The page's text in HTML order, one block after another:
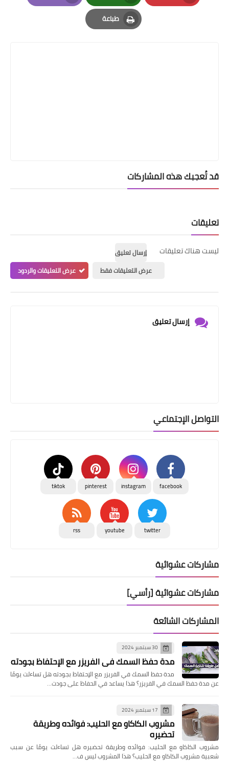
Pinterest
Whatsapp
Email
طباعة
Print
قد تُعجبك هذه المشاركات
تعليقات
ليست هناك تعليقات
إرسال تعليق
عرض التعليقات فقط
عرض التعليقات والردود
إرسال تعليق
التواصل الإجتماعي
facebook
instagram
pinterest
tiktok
twitter
youtube
rss
مشاركات عشوائية
مشاركات عشوائية [رأسي]
المشاركات الشائعة
30 سبتمبر 2024
مدة حفظ السمك في الفريزر مع الإحتفاظ بجودته
مدة حفظ السمك في الفريزر مع الإحتفاظ بجودته هل تساءلت يومًا
عن مدة حفظ السمك في الفريزر؟ هذا يساعد في الحفاظ على جودت…
17 سبتمبر 2024
مشروب الكاكاو مع الحليب: فوائده وطريقة
تحضيره
مشروب الكاكاو مع الحليب: فوائده وطريقة تحضيره هل تساءلت يومًا عن سبب
شعبية مشروب الكاكاو مع الحليب؟ هذا المشروب ليس ف…